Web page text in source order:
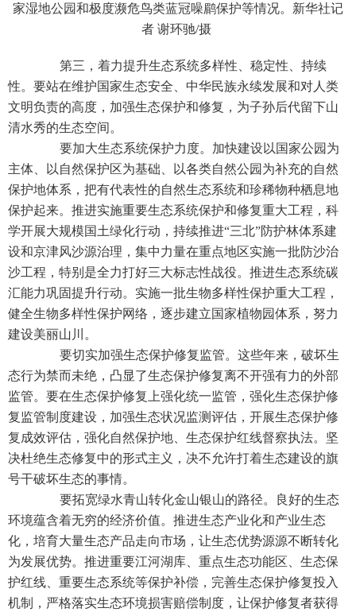
家湿地公园和极度濒危鸟类蓝冠噪鹛保护等情况。新华社记
者 谢环驰/摄
第三，着力提升生态系统多样性、稳定性、持续
性。要站在维护国家生态安全、中华民族永续发展和对人类
文明负责的高度，加强生态保护和修复，为子孙后代留下山
清水秀的生态空间。
要加大生态系统保护力度。加快建设以国家公园为
主体、以自然保护区为基础、以各类自然公园为补充的自然
保护地体系，把有代表性的自然生态系统和珍稀物种栖息地
保护起来。推进实施重要生态系统保护和修复重大工程，科
学开展大规模国土绿化行动，持续推进“三北”防护林体系建
设和京津风沙源治理，集中力量在重点地区实施一批防沙治
沙工程，特别是全力打好三大标志性战役。推进生态系统碳
汇能力巩固提升行动。实施一批生物多样性保护重大工程，
健全生物多样性保护网络，逐步建立国家植物园体系，努力
建设美丽山川。
要切实加强生态保护修复监管。这些年来，破坏生
态行为禁而未绝，凸显了生态保护修复离不开强有力的外部
监管。要在生态保护修复上强化统一监管，强化生态保护修
复监管制度建设，加强生态状况监测评估，开展生态保护修
复成效评估，强化自然保护地、生态保护红线督察执法。坚
决杜绝生态修复中的形式主义，决不允许打着生态建设的旗
号干破坏生态的事情。
要拓宽绿水青山转化金山银山的路径。良好的生态
环境蕴含着无穷的经济价值。推进生态产业化和产业生态
化，培育大量生态产品走向市场，让生态优势源源不断转化
为发展优势。推进重要江河湖库、重点生态功能区、生态保
护红线、重要生态系统等保护补偿，完善生态保护修复投入
机制，严格落实生态环境损害赔偿制度，让保护修复者获得